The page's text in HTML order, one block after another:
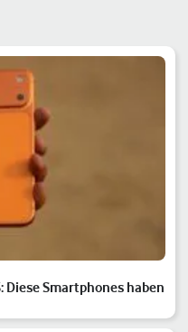
Diese Smartphones haben